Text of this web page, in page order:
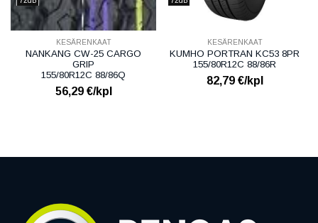
KESÄRENKAAT
NANKANG CW-25 CARGO
GRIP
155/80R12C 88/86Q
56,29€/kpl
KESÄRENKAAT
KUMHO PORTRAN KC53 8PR
155/80R12C 88/86R
82,79€/kpl